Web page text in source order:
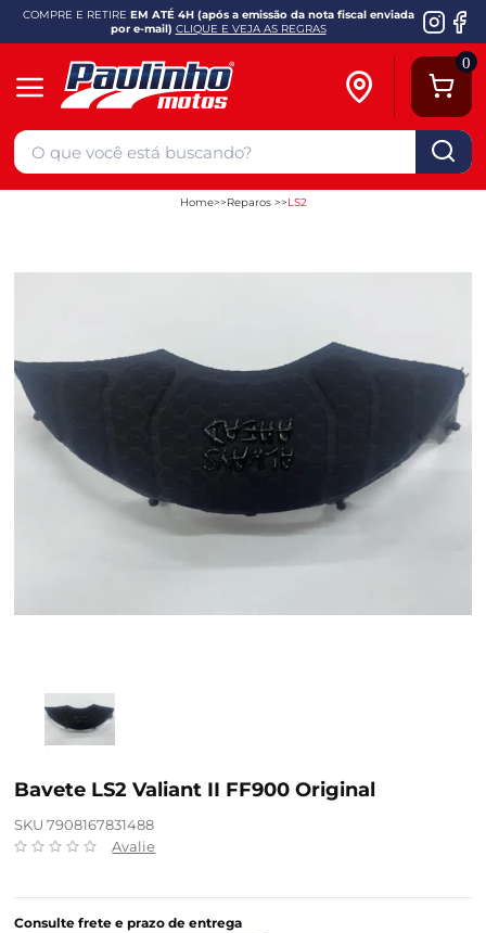
COMPRE E RETIRE EM ATÉ 4H (após a emissão da nota fiscal enviada
por e-mail) CLIQUE E VEJA AS REGRAS
0
Home Reparos LS2
Bavete LS2 Valiant II FF900 Original
SKU 7908167831488
Avalie
Consulte frete e prazo de entrega